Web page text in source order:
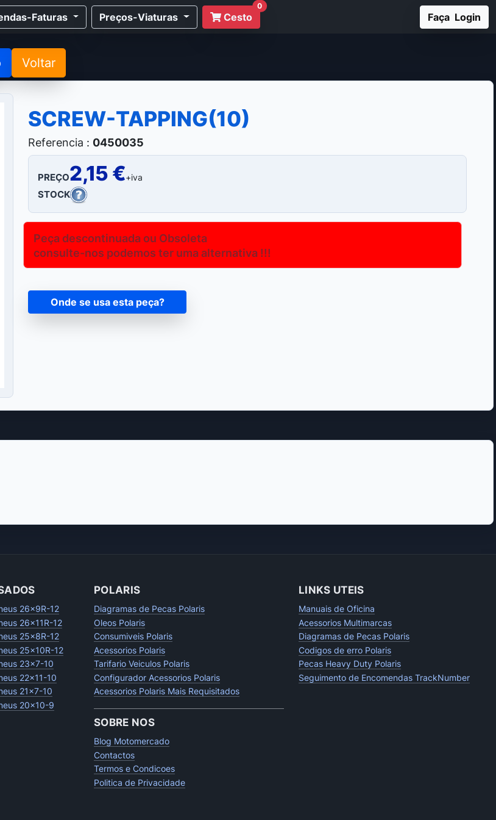
Faturas Preços-Viaturas Cesto
0
Faça Login
Voltar
SCREW-TAPPING(10)
Referencia : 0450035
PREÇO2,15 €+iva
STOCK
Peça descontinuada ou Obsoleta
consulte-nos podemos ter uma alternativa !!!
Onde se usa esta peça?
26x9R-12
26x11R-12
25x8R-12
25x10R-12
23x7-10
22x11-10
21x7-10
20x10-9
POLARIS
Diagramas de Pecas Polaris
Oleos Polaris
Consumiveis Polaris
Acessorios Polaris
Tarifario Veiculos Polaris
Configurador Acessorios Polaris
Acessorios Polaris Mais Requisitados
SOBRE NOS
Blog Motomercado
Contactos
Termos e Condicoes
Politica de Privacidade
LINKS UTEIS
Manuais de Oficina
Acessorios Multimarcas
Diagramas de Pecas Polaris
Codigos de erro Polaris
Pecas Heavy Duty Polaris
Seguimento de Encomendas TrackNumber